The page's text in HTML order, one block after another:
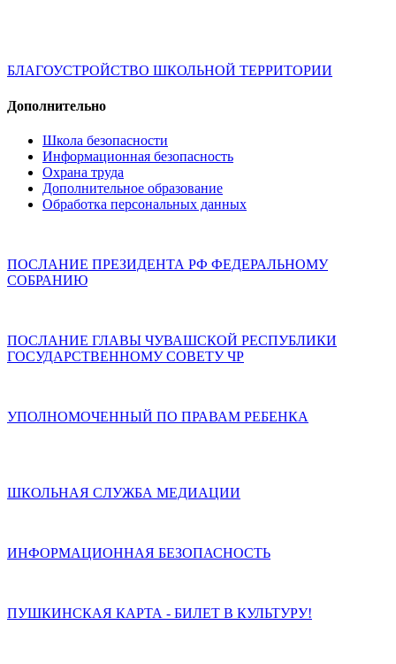
БЛАГОУСТРОЙСТВО ШКОЛЬНОЙ ТЕРРИТОРИИ
Дополнительно
Школа безопасности
Информационная безопасность
Охрана труда
Дополнительное образование
Обработка персональных данных
ПОСЛАНИЕ ПРЕЗИДЕНТА РФ ФЕДЕРАЛЬНОМУ
СОБРАНИЮ
ПОСЛАНИЕ ГЛАВЫ ЧУВАШСКОЙ РЕСПУБЛИКИ
ГОСУДАРСТВЕННОМУ СОВЕТУ ЧР
УПОЛНОМОЧЕННЫЙ ПО ПРАВАМ РЕБЕНКА
ШКОЛЬНАЯ СЛУЖБА МЕДИАЦИИ
ИНФОРМАЦИОННАЯ БЕЗОПАСНОСТЬ
ПУШКИНСКАЯ КАРТА - БИЛЕТ В КУЛЬТУРУ!